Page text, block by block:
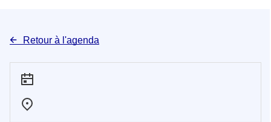
Retour à l'agenda